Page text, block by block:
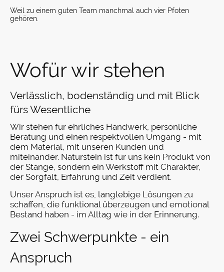
Weil zu einem guten Team manchmal auch vier Pfoten
gehören.
Wofür wir stehen
Verlässlich, bodenständig und mit Blick
fürs Wesentliche
Wir stehen für ehrliches Handwerk, persönliche
Beratung und einen respektvollen Umgang - mit
dem Material, mit unseren Kunden und
miteinander. Naturstein ist für uns kein Produkt von
der Stange, sondern ein Werkstoff mit Charakter,
der Sorgfalt, Erfahrung und Zeit verdient.
Unser Anspruch ist es, langlebige Lösungen zu
schaffen, die funktional überzeugen und emotional
Bestand haben - im Alltag wie in der Erinnerung.
Zwei Schwerpunkte - ein
Anspruch